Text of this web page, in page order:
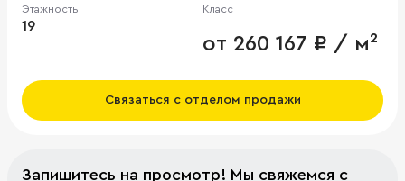
Этажность
19
Класс
от 260 167 ₽ / м²
Связаться с отделом продажи
Запишитесь на просмотр! Мы свяжемся с